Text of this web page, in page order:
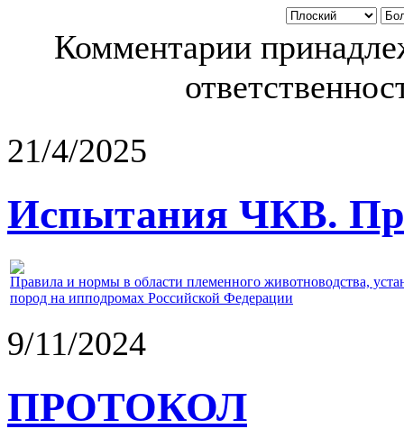
Комментарии
21/4/2025
Испытания ЧКВ.
Правила и нормы в области племенного животноводства,
пород на ипподромах Российской Федерации
9/11/2024
ПРОТОКОЛ